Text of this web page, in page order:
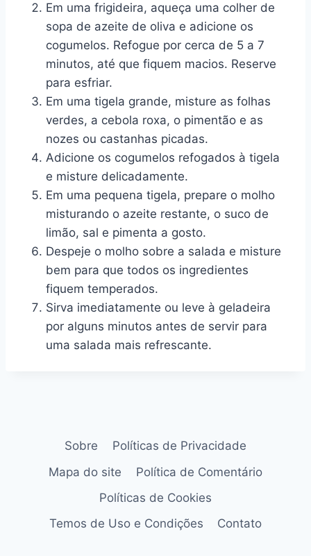
Em uma frigideira, aqueça uma colher de
sopa de azeite de oliva e adicione os
cogumelos. Refogue por cerca de 5 a 7
minutos, até que fiquem macios. Reserve
para esfriar.
Em uma tigela grande, misture as folhas
verdes, a cebola roxa, o pimentão e as
nozes ou castanhas picadas.
Adicione os cogumelos refogados à tigela
e misture delicadamente.
Em uma pequena tigela, prepare o molho
misturando o azeite restante, o suco de
limão, sal e pimenta a gosto.
Despeje o molho sobre a salada e misture
bem para que todos os ingredientes
fiquem temperados.
Sirva imediatamente ou leve à geladeira
por alguns minutos antes de servir para
uma salada mais refrescante.
Sobre
Políticas de Privacidade
Mapa do site
Política de Comentário
Políticas de Cookies
Temos de Uso e Condições
Contato